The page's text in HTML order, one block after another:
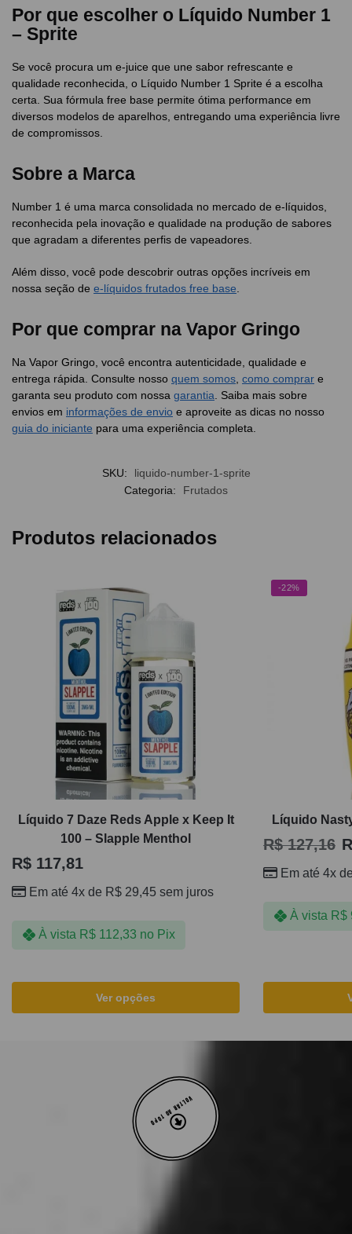
Por que escolher o Líquido Number 1
– Sprite
Se você procura um e-juice que une sabor refrescante e
qualidade reconhecida, o Líquido Number 1 Sprite é a escolha
certa. Sua fórmula free base permite ótima performance em
diversos modelos de aparelhos, entregando uma experiência livre
de compromissos.
Sobre a Marca
Number 1 é uma marca consolidada no mercado de e-líquidos,
reconhecida pela inovação e qualidade na produção de sabores
que agradam a diferentes perfis de vapeadores.
Além disso, você pode descobrir outras opções incríveis em
nossa seção de e-líquidos frutados free base
Por que comprar na Vapor Gringo
Na Vapor Gringo, você encontra autenticidade, qualidade e
entrega rápida. Consulte nosso quem somos como comprar e
garanta seu produto com nossa garantia . Saiba mais sobre
envios em informações de envio e aproveite as dicas no nosso
guia do iniciante para uma experiência completa.
SKU:
liquido-number-1-sprite
Categoria:
Frutados
Produtos relacionados
Líquido 7 Daze Reds Apple x Keep It
100 – Slapple Menthol
R$ 117,81
Em até 4x de R$ 29,45 sem juros
À vista R$112,33 no Pix
Ver opções
-22%
Líquido
R$127,16
Em até 4x
À vista R$
VOLTAR AO TOPO